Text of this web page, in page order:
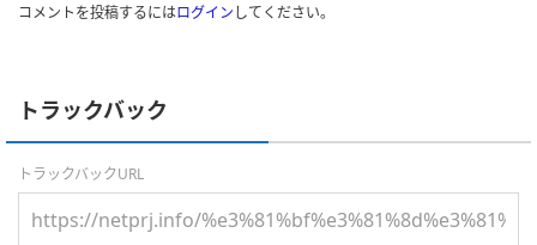
コメントを投稿するにはログインしてください。
トラックバック
トラックバックURL